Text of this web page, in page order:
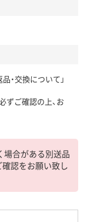
・交換について」
必ずご確認の上、お
場合がある別送品
認をお願い致し